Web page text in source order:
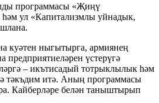
программасы «Җиңү
һәм ул «Капитализмлы уйнадык,
куәтен ныгытырга, армиянең
предприятиеләрен үстерүгә
– икътисадый тотрыклылык һәм
тәкъдим итә. Аның программасы
Кайберләре белән таныштырып